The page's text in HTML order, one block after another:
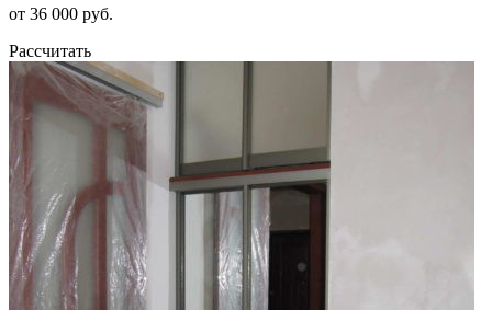
от 36 000 руб.
Рассчитать